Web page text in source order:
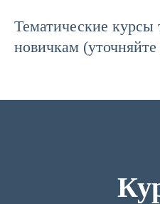
Тематические курсы
новичкам